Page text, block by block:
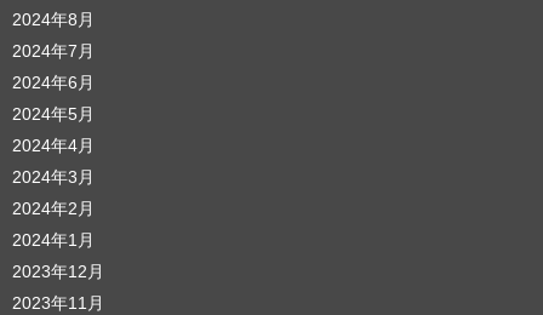
2024年8月
2024年7月
2024年6月
2024年5月
2024年4月
2024年3月
2024年2月
2024年1月
2023年12月
2023年11月